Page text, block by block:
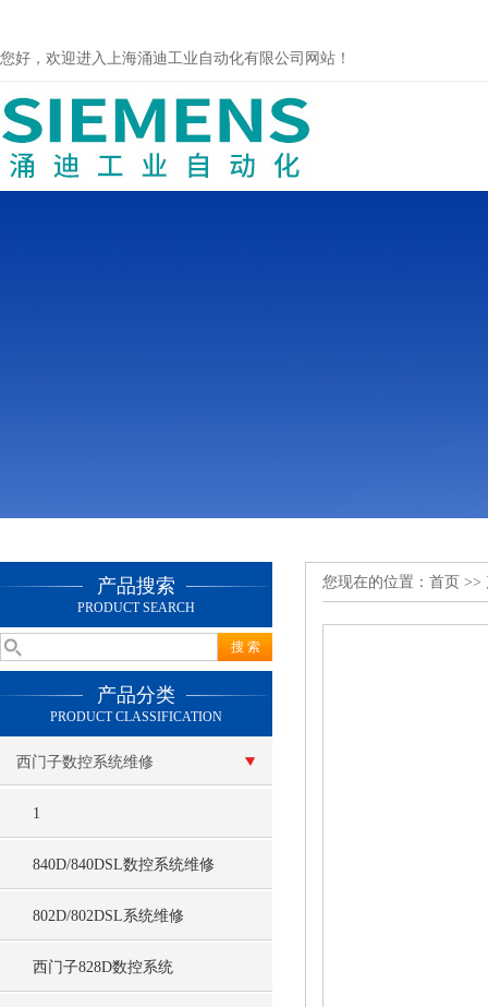
您好，欢迎进入上海涌迪工业自动化有限公司网站！
产品搜索
PRODUCT SEARCH
产品分类
PRODUCT CLASSIFICATION
西门子数控系统维修
1
840D/840DSL数控系统维修
802D/802DSL系统维修
西门子828D数控系统
您现在的位置： 首页 >>